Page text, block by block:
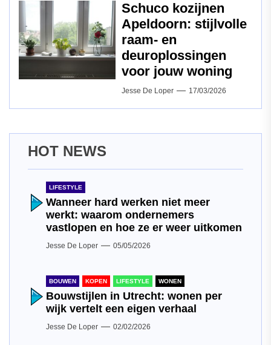
Schuco kozijnen
Apeldoorn: stijlvolle
raam‑ en
deuroplossingen
voor jouw woning
Jesse De Loper 17/03/2026
HOT NEWS
LIFESTYLE
Wanneer hard werken niet meer
werkt: waarom ondernemers
vastlopen en hoe ze er weer uitkomen
Jesse De Loper 05/05/2026
BOUWEN KOPEN LIFESTYLE WONEN
Bouwstijlen in Utrecht: wonen per
wijk vertelt een eigen verhaal
Jesse De Loper 02/02/2026